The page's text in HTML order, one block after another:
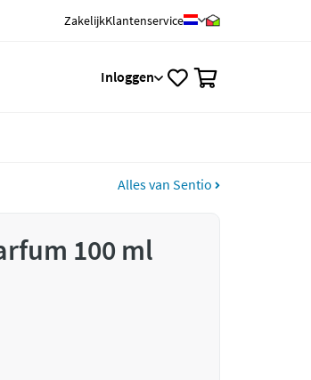
ZakelijkKlantenservice
Inloggen
Alles van Sentio
100 ml